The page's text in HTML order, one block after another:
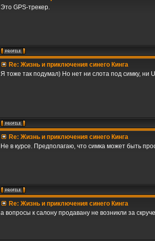
Это GPS-трекер.
Re: Жизнь и приключения синего Кинга
Я тоже так подумал) Но нет ни слота под симку, ни
Re: Жизнь и приключения синего Кинга
Не в курсе. Предполагаю, что симка может быть
Re: Жизнь и приключения синего Кинга
а вопросы к салону продавану не возникли за